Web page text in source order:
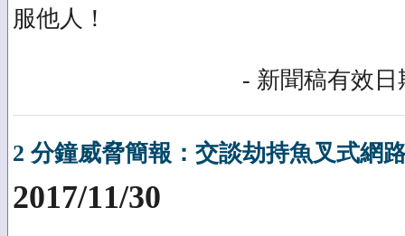
服他人！
- 新聞稿有效日
2 分鐘威脅簡報：交談劫持魚叉式網
2017/11/30